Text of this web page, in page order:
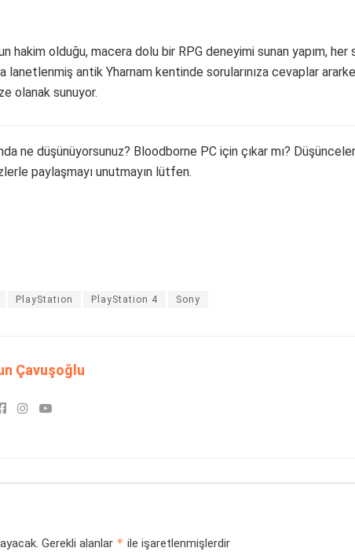
hakim olduğu, macera dolu bir RPG deneyimi sunan yapım, her
lanetlenmiş antik Yharnam kentinde sorularınıza cevaplar
olanak sunuyor.
ne düşünüyorsunuz? Bloodborne PC için çıkar mı?
paylaşmayı unutmayın lütfen.
PlayStation PlayStation 4 Sony
Çavuşoğlu
Gerekli alanlar * ile işaretlenmişlerdir